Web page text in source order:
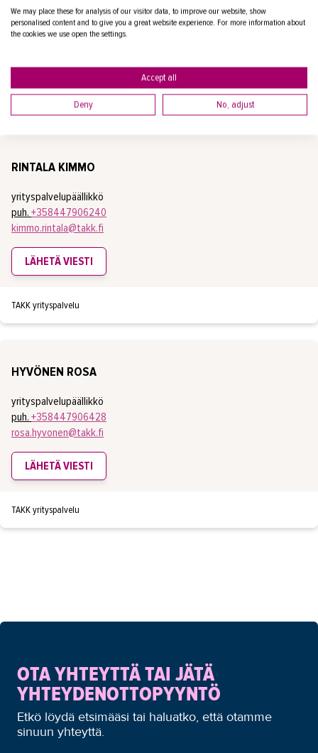
puh.+358447906379
kati.kauranen@takk.fi
TAKK yrityspalvelu
RINTALA KIMMO
yrityspalvelupäällikkö
puh. +358447906240
kimmo.rintala@takk.fi
LÄHETÄ VIESTI
TAKK yrityspalvelu
HYVÖNEN ROSA
yrityspalvelupäällikkö
puh. +358447906428
rosa.hyvonen@takk.fi
LÄHETÄ VIESTI
TAKK yrityspalvelu
OTA YHTEYTTÄ TAI JÄTÄ
YHTEYDENOTTOPYYNTÖ
Etkö löydä etsimääsi tai haluatko, että otamme
sinuun yhteyttä.
We may place these for analysis of our visitor data, to improve our website, show
personalised content and to give you a great website experience. For more information about
the cookies we use open the settings.
Accept all
Deny No, adjust